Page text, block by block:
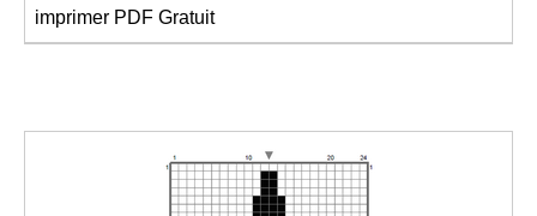
imprimer PDF Gratuit